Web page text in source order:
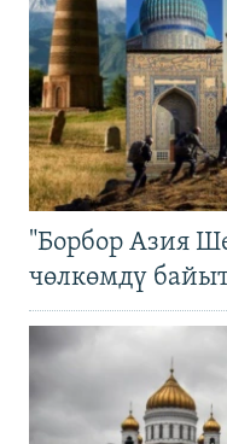
"Борбор Азия
чөлкөмдү